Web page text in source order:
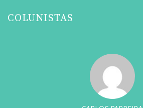
COLUNISTAS